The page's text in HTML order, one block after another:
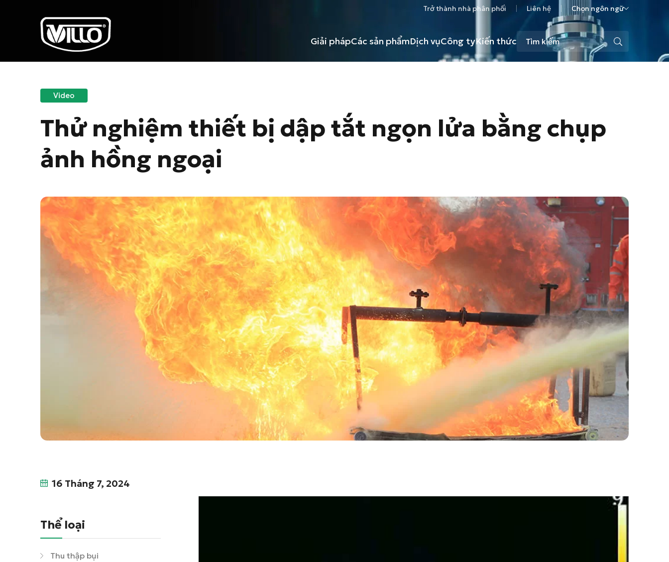
Trở thành nhà phân phối Liên hệ Chọn ngôn ngữ
Giải phápCác sản phẩmDịch vụCông tyKiến thức
Video
Thử nghiệm thiết bị dập tắt ngọn lửa bằng chụp
ảnh hồng ngoại
16 Tháng 7, 2024
Thể loại
Thu thập bụi